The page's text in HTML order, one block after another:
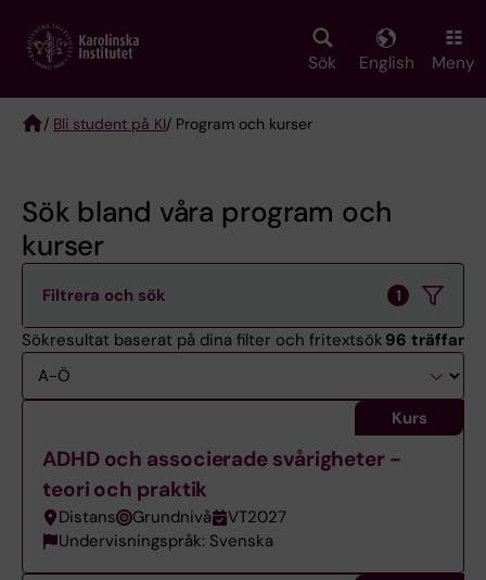
main
Sök English Meny
/ Bli student på KI/ Program och kurser
Sök bland våra program och
kurser
Filtrera och sök 1
Sökresultat baserat på dina filter och fritextsök 96 träffar
Sortering
ADHD och associerade svårigheter -
teori och praktik
Distans Grundnivå
VT2027
Undervisningspråk: Svenska
Kurs